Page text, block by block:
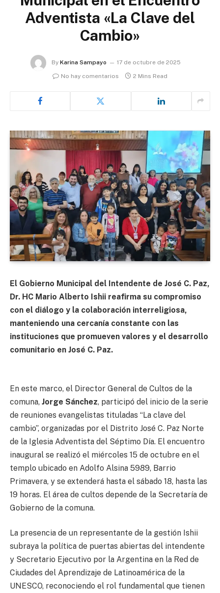
Adventista «La Clave del
Cambio»
By Karina Sampayo
17 de octubre de 2025
No hay comentarios
2 Mins Read
El Gobierno Municipal del Intendente de José C. Paz,
Dr. HC Mario Alberto Ishii reafirma su compromiso
con el diálogo y la colaboración interreligiosa,
manteniendo una cercanía constante con las
instituciones que promueven valores y el desarrollo
comunitario en José C. Paz.
En este marco, el Director General de Cultos de la
comuna, Jorge Sánchez, participó del inicio de la serie
de reuniones evangelistas tituladas “La clave del
cambio”, organizadas por el Distrito José C. Paz Norte
de la Iglesia Adventista del Séptimo Día. El encuentro
inaugural se realizó el miércoles 15 de octubre en el
templo ubicado en Adolfo Alsina 5989, Barrio
Primavera, y se extenderá hasta el sábado 18, hasta las
19 horas. El área de cultos depende de la Secretaría de
Gobierno de la comuna.
La presencia de un representante de la gestión Ishii
subraya la política de puertas abiertas del intendente
y Secretario Ejecutivo por la Argentina en la Red de
Ciudades del Aprendizaje de Latinoamérica de la
UNESCO, reconociendo el rol fundamental que tienen